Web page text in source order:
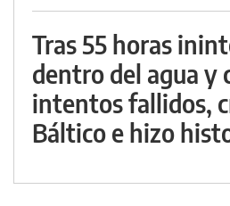
Tras 55 horas
dentro del agua y
intentos fallidos,
Báltico e hizo